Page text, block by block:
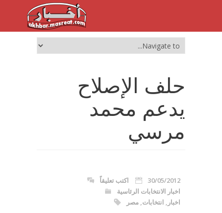
حلف الإصلاح
يدعم محمد
مرسي
30/05/2012
اكتب تعليقاً
اخبار الانتخابات الرئاسية
اخبار , انتخابات, مصر